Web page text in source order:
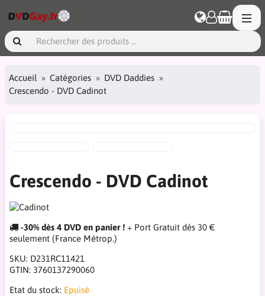
Accueil Catégories
DVD Daddies
Crescendo - DVD Cadinot
Crescendo - DVD Cadinot
-30% dès 4 DVD en panier ! + Port Gratuit dès 30 €
seulement (France Métrop.)
SKU: D231RC11421
GTIN: 3760137290060
Etat du stock: Epuisé